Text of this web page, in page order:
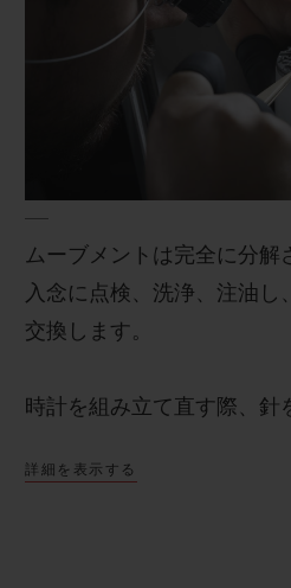
ムーブメントは完全に分解
入念に点検、洗浄、注油し
交換します。
時計を組み立て直す際、針
の作業は時計の精度を最大
詳細を表示する